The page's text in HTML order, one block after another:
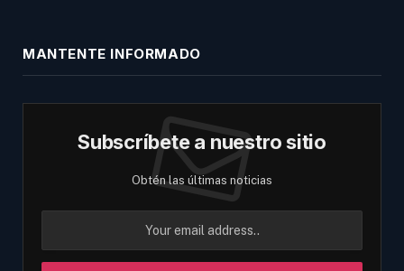
MANTENTE INFORMADO
Subscríbete a nuestro sitio
Obtén las últimas noticias